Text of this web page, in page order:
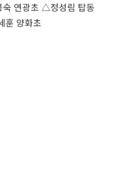
연광초 △정성림 탑동
양화초